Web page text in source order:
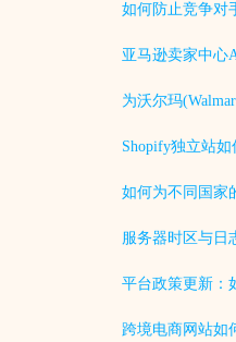
如何防止竞争对
亚马逊卖家中心
为沃尔玛
Shopify独立站
如何为不同国家
服务器时区与日
平台政策更新：
跨境电商网站如